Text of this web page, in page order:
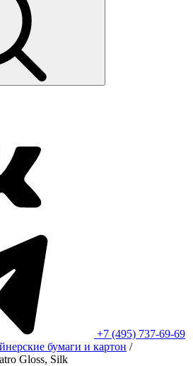
+7 (495) 737-69-69
бумаги и картон /
Gloss, Silk